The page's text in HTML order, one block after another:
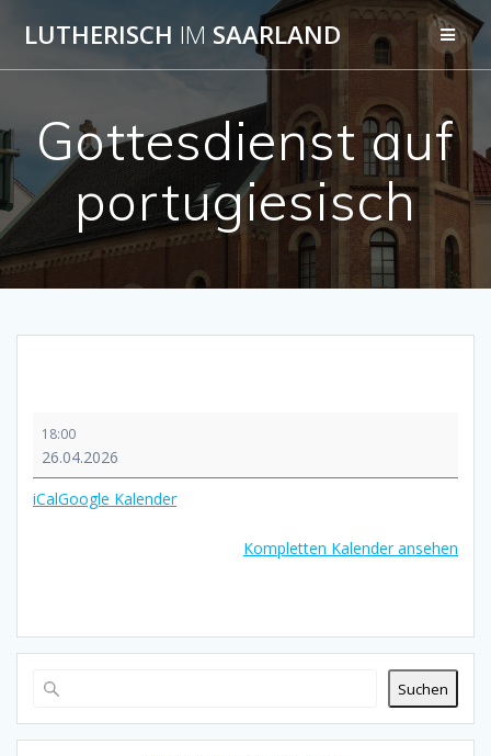
Skip
to
content
LUTHERISCH IM SAARLAND
Gottesdienst auf
portugiesisch
portugiesisch
18:00
26.04.2026
iCalGoogle Kalender
Kompletten Kalender ansehen
Suchen